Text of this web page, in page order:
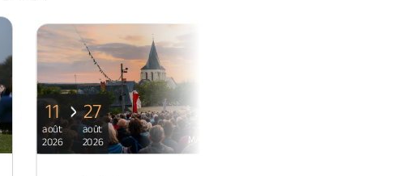
MAISON DES COTEAUX
11
août
2026
27
août
2026